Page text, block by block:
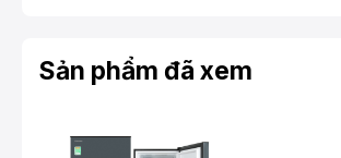
năng tiện ích.
Sản phẩm đã xem